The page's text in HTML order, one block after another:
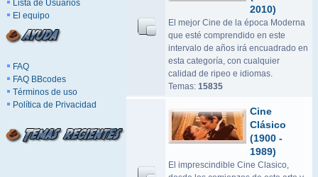
Lista de Usuarios
El equipo
FAQ
FAQ BBcodes
Términos de uso
Política de Privacidad
2010)
El mejor Cine de la época Moderna
que esté comprendido en este
intervalo de años irá encuadrado en
esta categoría, con cualquier
calidad de ripeo e idiomas.
Temas: 15835
Cine
Clásico
(1900 -
1989)
El imprescindible Cine Clasico,